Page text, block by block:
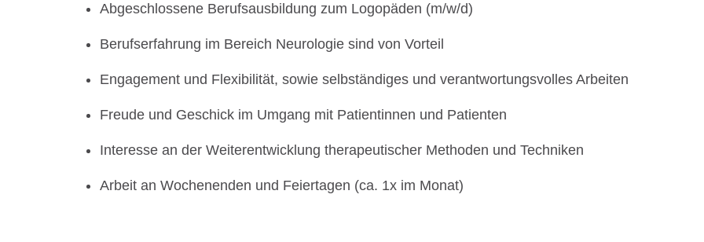
Abgeschlossene Berufsausbildung zum Logopäden (m/w/d)
Berufserfahrung im Bereich Neurologie sind von Vorteil
Engagement und Flexibilität, sowie selbständiges und verantwortungsvolles Arbeiten
Freude und Geschick im Umgang mit Patientinnen und Patienten
Interesse an der Weiterentwicklung therapeutischer Methoden und Techniken
Arbeit an Wochenenden und Feiertagen (ca. 1x im Monat)